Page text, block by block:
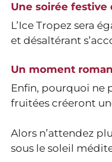
Une soirée festive
L’Ice Tropez sera
et désaltérant
Un moment
Enfin, pourquoi ne
fruitées créeront
Alors n’attendez
sous le soleil